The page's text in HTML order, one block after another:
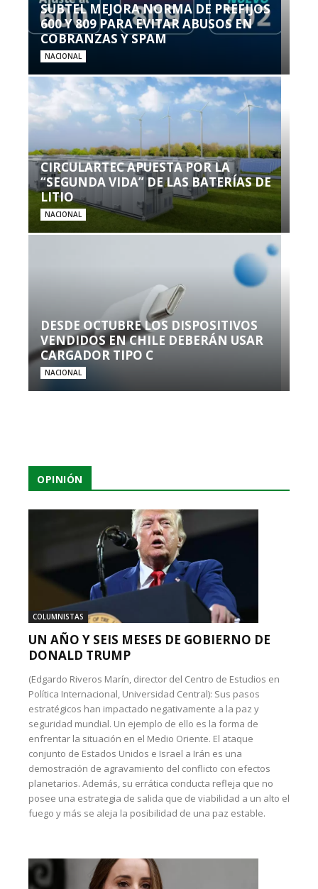
SUBTEL MEJORA NORMA DE PREFIJOS
600 Y 809 PARA EVITAR ABUSOS EN
COBRANZAS Y SPAM
NACIONAL
CIRCULARTEC APUESTA POR LA
“SEGUNDA VIDA” DE LAS BATERÍAS DE
LITIO
NACIONAL
DESDE OCTUBRE LOS DISPOSITIVOS
VENDIDOS EN CHILE DEBERÁN USAR
CARGADOR TIPO C
NACIONAL
OPINIÓN
COLUMNISTAS
UN AÑO Y SEIS MESES DE GOBIERNO DE
DONALD TRUMP
(Edgardo Riveros Marín, director del Centro de Estudios en
Política Internacional, Universidad Central): Sus pasos
estratégicos han impactado negativamente a la paz y
seguridad mundial. Un ejemplo de ello es la forma de
enfrentar la situación en el Medio Oriente. El ataque
conjunto de Estados Unidos e Israel a Irán es una
demostración de agravamiento del conflicto con efectos
planetarios. Además, su errática conducta refleja que no
posee una estrategia de salida que de viabilidad a un alto el
fuego y más se aleja la posibilidad de una paz estable.